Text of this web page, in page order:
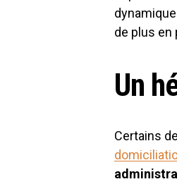
de plus en
Un
Certains